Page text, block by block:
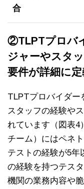
合
②TLPTプロバ
ジャーやスタ
要件が詳細に定
TLPTプロバイダー
スタッフの経験や
れています（図表4
チーム）にはペネ
テストの経験が5年
の経験を持つテス
機関の業務内容や